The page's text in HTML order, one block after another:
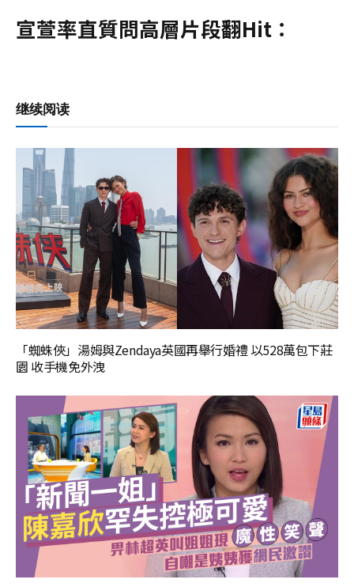
宣萱率直質問高層片段翻Hit：
继续阅读
「蜘蛛俠」湯姆與Zendaya英國再舉行婚禮 以528萬包下莊
園 收手機免外洩